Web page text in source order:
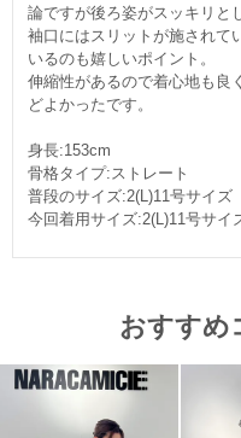
論ですが後ろ姿がスッキリと
袖口にはスリットが施されて
いるのも嬉しいポイント。
伸縮性があるので着心地も良
どよかったです。
身長:153cm
骨格タイプ:ストレート
普段のサイズ:2(L)11号サイズ
今回着用サイズ:2(L)11号サイ
おすすめ